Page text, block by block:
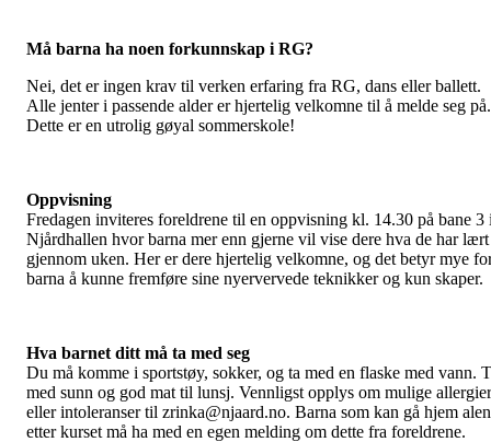
Må barna ha noen forkunnskap i RG?
Nei, det er ingen krav til verken erfaring fra RG, dans eller ballett.
Alle jenter i passende alder er hjertelig velkomne til å melde seg på.
Dette er en utrolig gøyal sommerskole!
Oppvisning
Fredagen inviteres foreldrene til en oppvisning kl. 14.30 på bane 3
Njårdhallen hvor barna mer enn gjerne vil vise dere hva de har lært
gjennom uken. Her er dere hjertelig velkomne, og det betyr mye
barna å kunne fremføre sine nyervervede teknikker og kun skaper.
Hva barnet ditt må ta med seg
Du må komme i sportstøy, sokker, og ta med en flaske med vann.
med sunn og god mat til lunsj. Vennligst opplys om mulige allergier
eller intoleranser til zrinka@njaard.no. Barna som kan gå hjem
etter kurset må ha med en egen melding om dette fra foreldrene.